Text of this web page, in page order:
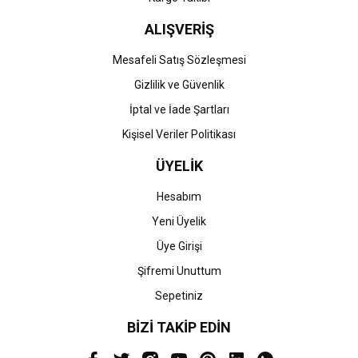
ALIŞVERİŞ
Mesafeli Satış Sözleşmesi
Gizlilik ve Güvenlik
İptal ve İade Şartları
Kişisel Veriler Politikası
ÜYELİK
Hesabım
Yeni Üyelik
Üye Girişi
Şifremi Unuttum
Sepetiniz
BİZİ TAKİP EDİN